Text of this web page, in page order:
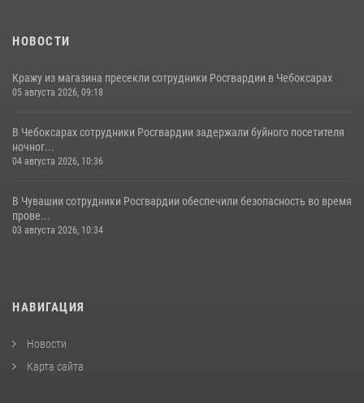
НОВОСТИ
Кражу из магазина пресекли сотрудники Росгвардии в Чебоксарах
05 августа 2026, 09:18
В Чебоксарах сотрудники Росгвардии задержали буйного посетителя
ночног...
04 августа 2026, 10:36
В Чувашии сотрудники Росгвардии обеспечили безопасность во время
прове...
03 августа 2026, 10:34
НАВИГАЦИЯ
Новости
Карта сайта